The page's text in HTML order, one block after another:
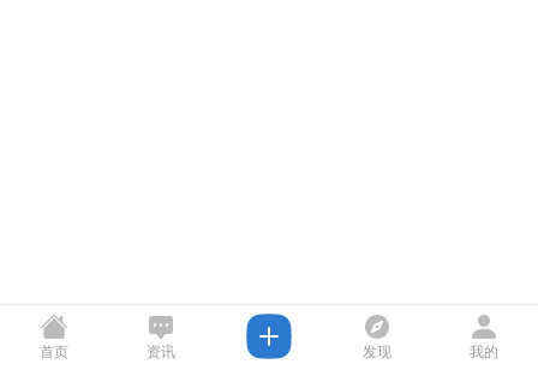
首页 资讯 发现 我的